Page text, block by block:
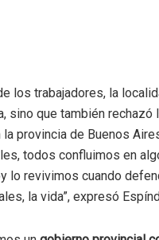
los trabajadores, la
sino que también
provincia de Buenos
todos confluimos en
lo revivimos cuando
la vida”, expresó